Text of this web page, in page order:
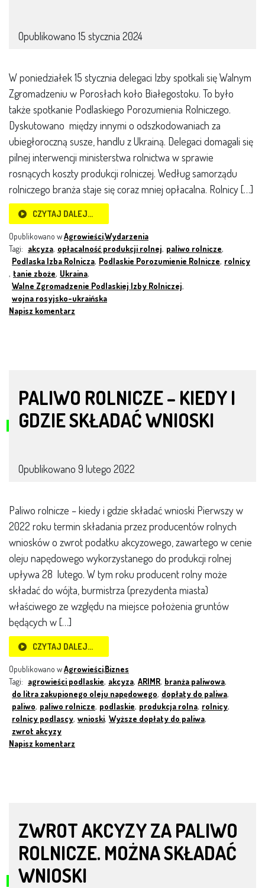
Opublikowano 15 stycznia 2024
W poniedziałek 15 stycznia delegaci Izby spotkali się Walnym
Zgromadzeniu w Porosłach koło Białegostoku. To było
także spotkanie Podlaskiego Porozumienia Rolniczego.
Dyskutowano między innymi o odszkodowaniach za
ubiegłoroczną susze, handlu z Ukrainą. Delegaci domagali się
pilnej interwencji ministerstwa rolnictwa w sprawie
rosnących koszty produkcji rolniczej. Według samorządu
rolniczego branża staje się coraz mniej opłacalna. Rolnicy […]
CZYTAJ DALEJ…
Opublikowano wAgrowieści,Wydarzenia
Tagi: akcyza, opłacalność produkcji rolnej, paliwo rolnicze,
Podlaska Izba Rolnicza, Podlaskie Porozumienie Rolnicze, rolnicy
, tanie zboże, Ukraina,
Walne Zgromadzenie Podlaskiej Izby Rolniczej,
wojna rosyjsko-ukraińska
Napisz komentarz
PALIWO ROLNICZE – KIEDY I
GDZIE SKŁADAĆ WNIOSKI
Opublikowano 9 lutego 2022
Paliwo rolnicze – kiedy i gdzie składać wnioski Pierwszy w
2022 roku termin składania przez producentów rolnych
wniosków o zwrot podatku akcyzowego, zawartego w cenie
oleju napędowego wykorzystanego do produkcji rolnej
upływa 28 lutego. W tym roku producent rolny może
składać do wójta, burmistrza (prezydenta miasta)
właściwego ze względu na miejsce położenia gruntów
będących w […]
CZYTAJ DALEJ…
Opublikowano wAgrowieści,Biznes
Tagi: agrowieści podlaskie, akcyza, ARIMR, branża paliwowa,
do litra zakupionego oleju napędowego, dopłaty do paliwa,
paliwo, paliwo rolnicze, podlaskie, produkcja rolna, rolnicy,
rolnicy podlascy, wnioski, Wyższe dopłaty do paliwa,
zwrot akcyzy
Napisz komentarz
ZWROT AKCYZY ZA PALIWO
ROLNICZE. MOŻNA SKŁADAĆ
WNIOSKI